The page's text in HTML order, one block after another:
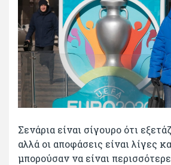
Σενάρια είναι σίγουρο ότι
αλλά οι αποφάσεις είναι λίγες
μπορούσαν να είναι